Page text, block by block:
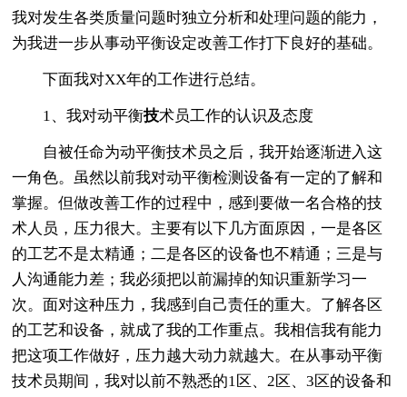
我对发生各类质量问题时独立分析和处理问题的能力，
为我进一步从事动平衡设定改善工作打下良好的基础。
下面我对XX年的工作进行总结。
1、我对动平衡技术员工作的认识及态度
自被任命为动平衡技术员之后，我开始逐渐进入这
一角色。虽然以前我对动平衡检测设备有一定的了解和
掌握。但做改善工作的过程中，感到要做一名合格的技
术人员，压力很大。主要有以下几方面原因，一是各区
的工艺不是太精通；二是各区的设备也不精通；三是与
人沟通能力差；我必须把以前漏掉的知识重新学习一
次。面对这种压力，我感到自己责任的重大。了解各区
的工艺和设备，就成了我的工作重点。我相信我有能力
把这项工作做好，压力越大动力就越大。在从事动平衡
技术员期间，我对以前不熟悉的1区、2区、3区的设备和